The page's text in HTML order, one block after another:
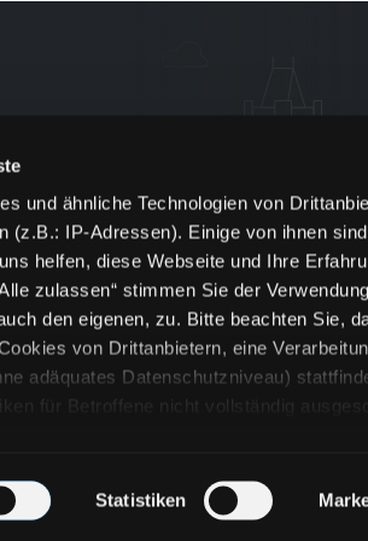
und ähnliche Technologien von
(z.B.: IP-Adressen). Einige von ihnen
helfen, diese Webseite und Ihre
zulassen“ stimmen Sie der
den eigenen, zu. Bitte beachten Sie,
von Drittanbietern, eine
adäquates Datenschutzniveau)
für Betroffene nicht vollständig
verschiedenen Kategorien von Cookies
über unsere „Cookie-Einstellungen“ unter
Statistiken